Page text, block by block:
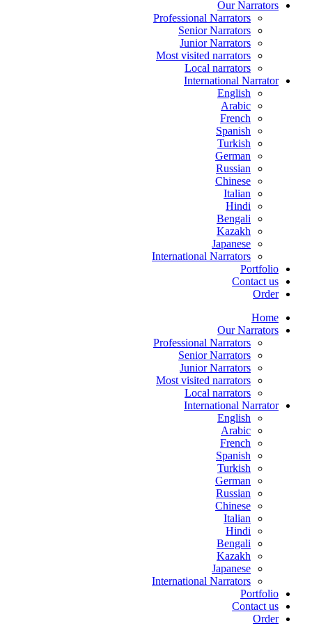
Our Narrators
Professional Narrators
Senior Narrators
Junior Narrators
Most visited narrators
Local narrators
International Narrator
English
Arabic
French
Spanish
Turkish
German
Russian
Chinese
Italian
Hindi
Bengali
Kazakh
Japanese
International Narrators
Portfolio
Contact us
Order
Home
Our Narrators
Professional Narrators
Senior Narrators
Junior Narrators
Most visited narrators
Local narrators
International Narrator
English
Arabic
French
Spanish
Turkish
German
Russian
Chinese
Italian
Hindi
Bengali
Kazakh
Japanese
International Narrators
Portfolio
Contact us
Order